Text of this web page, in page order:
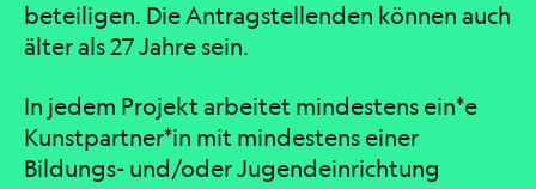
beteiligen. Die Antragstellenden können auch
älter als 27 Jahre sein.
In jedem Projekt arbeitet mindestens ein*e
Kunstpartner*in mit mindestens einer
Bildungs- und/oder Jugendeinrichtung